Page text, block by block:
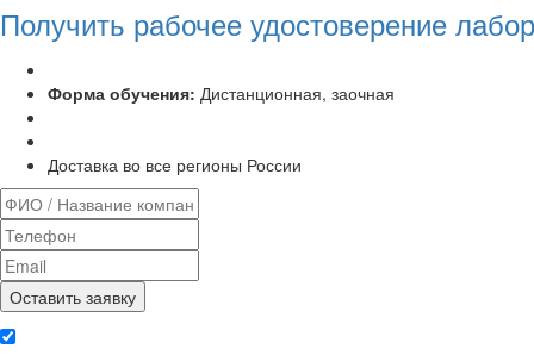
Получить рабочее удостоверение
Форма обучения: Дистанционная, заочная
Доставка во все регионы России